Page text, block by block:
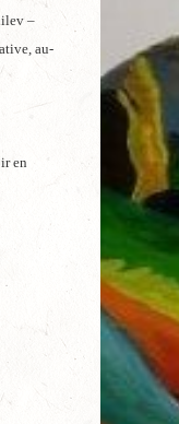
–
au-
en